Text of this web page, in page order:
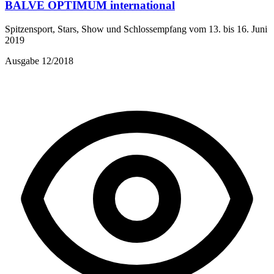
BALVE OPTIMUM international
Spitzensport, Stars, Show und Schlossempfang vom 13. bis 16. Juni
2019
Ausgabe 12/2018